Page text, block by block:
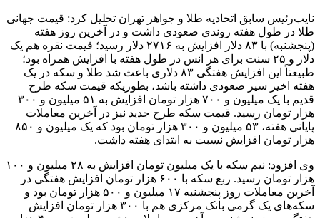
نایب‌رئیس سابق اتحادیه طلا و جواهر تهران تحلیل کرد: قیمت جهانی
طلا در طول هفته روندی صعودی داشت و در آخرین روز هفته
(پنجشنبه) با ۸۳ دلار افزایش به ۲۷۱۶ دلار رسید؛ قیمت نقره هم یک
دلار و ۲۵ سنت برای هر انس در طول هفته با افزایش همراه بود؛
طبیعتاً این افزایش هفتگی ۸۳ دلاری باعث شد طلا و سکه در یک
هفته اخیر سیر صعودی داشته باشد، بطوریکه قیمت سکه طرح
قدیم با یک میلیون و ٧٠٠ هزار تومان افزایش به ۵۱ میلیون و ٣٠٠
هزار تومان رسید. قیمت سکه طرح جدید نیز در آخرین معاملات
پایانی هفته، ۵٣ میلیون و ٣٠٠ هزار تومان بود که یک میلیون و ۸۵۰
هزار تومان افزایش نسبت به ابتدای هفته داشت.
وی افزود: نیم سکه با یک میلیون تومان افزایش به ۲۸ میلیون و ١٠٠
هزار تومان رسید. ربع سکه با ۶۰۰ هزار تومان افزایش هفتگی در
آخرین معاملات روز پنجشنبه ۱۷ میلیون و ۵۰۰ هزار تومان بود و
سکه‌های یک گرمی بانک مرکزی هم با ۳۰۰ هزار تومان افزایش